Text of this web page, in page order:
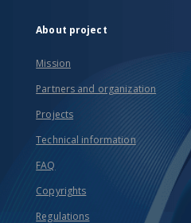
About project
Mission
Partners and organization
Projects
Technical information
FAQ
Copyrights
Regulations